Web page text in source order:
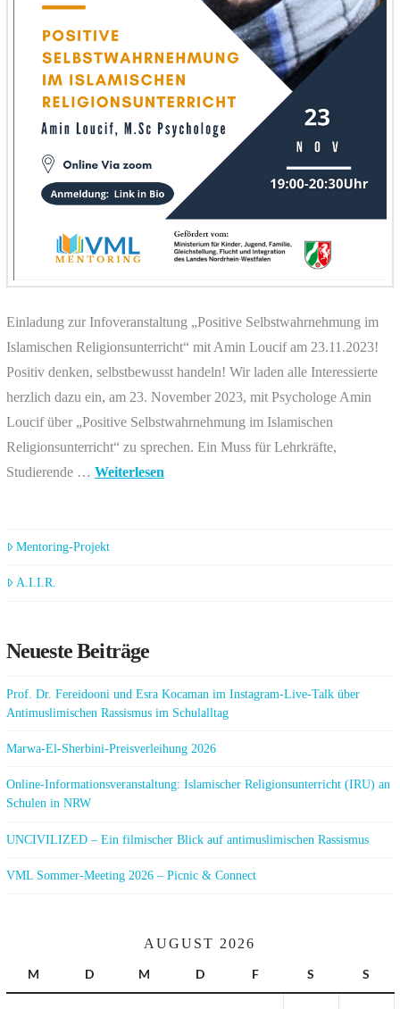
Einladung zur Infoveranstaltung „Positive Selbstwahrnehmung im
Islamischen Religionsunterricht“ mit Amin Loucif am 23.11.2023!
Positiv denken, selbstbewusst handeln! Wir laden alle Interessierte
herzlich dazu ein, am 23. November 2023, mit Psychologe Amin
Loucif über „Positive Selbstwahrnehmung im Islamischen
Religionsunterricht“ zu sprechen. Ein Muss für Lehrkräfte,
Studierende … Weiterlesen
Mentoring-Projekt
A.I.I.R.
Neueste Beiträge
Prof. Dr. Fereidooni und Esra Kocaman im Instagram-Live-Talk über
Antimuslimischen Rassismus im Schulalltag
Marwa-El-Sherbini-Preisverleihung 2026
Online-Informationsveranstaltung: Islamischer Religionsunterricht (IRU) an
Schulen in NRW
UNCIVILIZED – Ein filmischer Blick auf antimuslimischen Rassismus
VML Sommer-Meeting 2026 – Picnic & Connect
AUGUST 2026
M
D M D F S S